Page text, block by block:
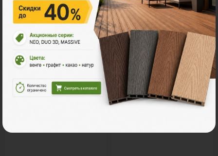
Ознакомьтесь с нашей
продукцией